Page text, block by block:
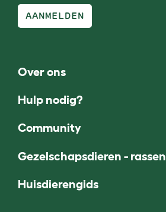
AANMELDEN
Over ons
Hulp nodig?
Community
Gezelschapsdieren - rassen
Huisdierengids